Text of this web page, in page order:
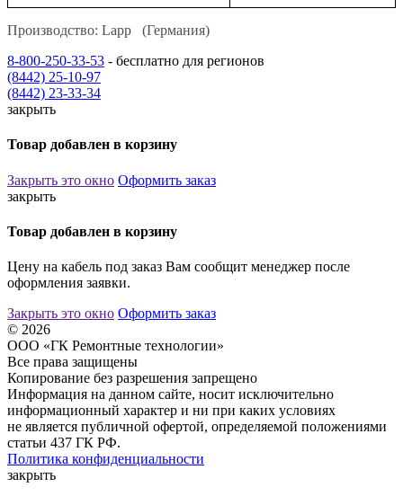
Производство: Lapp (Германия)
8-800-250-33-53 - бесплатно для регионов
(8442) 25-10-97
(8442) 23-33-34
закрыть
Товар добавлен в корзину
Закрыть это окно Оформить заказ
закрыть
Товар добавлен в корзину
Цену на кабель под заказ Вам сообщит менеджер после
оформления заявки.
Закрыть это окно Оформить заказ
© 2026
ООО «ГК Ремонтные технологии»
Все права защищены
Копирование без разрешения запрещено
Информация на данном сайте, носит исключительно
информационный характер и ни при каких условиях
не является публичной офертой, определяемой положениями
статьи 437 ГК РФ.
Политика конфиденциальности
закрыть